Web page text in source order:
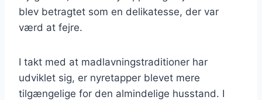
blev betragtet som en delikatesse, der var
værd at fejre.
I takt med at madlavningstraditioner har
udviklet sig, er nyretapper blevet mere
tilgængelige for den almindelige husstand. I